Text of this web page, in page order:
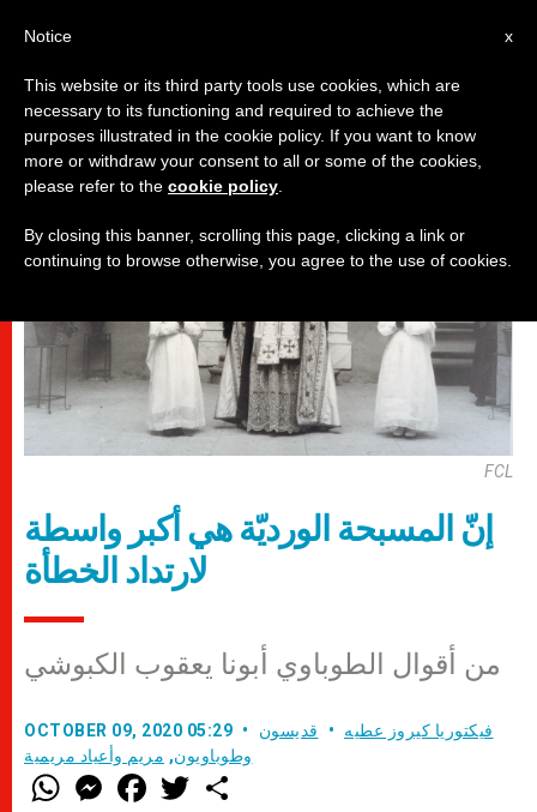
قديسون وطوباويون,مريم وأعياد مريمية
FCL
إنّ المسبحة الورديّة هي أكبر واسطة
لارتداد الخطأة
من أقوال الطوباوي أبونا يعقوب الكبوشي
OCTOBER 09, 2020 05:29 فيكتوريا كيروز عطيه
قديسون
وطوباويون, مريم وأعياد مريمية
W
h
M
e
F
a w
x
Notice
This website or its third party tools use cookies, which are
necessary to its functioning and required to achieve the
purposes illustrated in the cookie policy. If you want to know
more or withdraw your consent to all or some of the cookies,
please refer to the cookie policy
By closing this banner, scrolling this page, clicking a link or
continuing to browse otherwise, you agree to the use of cookies.